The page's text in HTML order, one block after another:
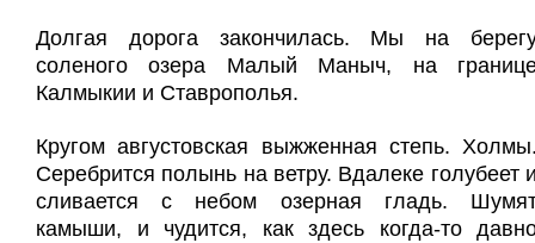
Долгая дорога закончилась. Мы на
соленого озера Малый Маныч, на
Калмыкии и Ставрополья.
Кругом августовская выжженная степь.
Серебрится полынь на ветру. Вдалеке голубеет
сливается с небом озерная гладь.
камыши, и чудится, как здесь когда-то